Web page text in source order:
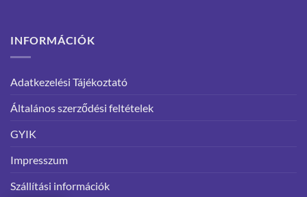
INFORMÁCIÓK
Adatkezelési Tájékoztató
Általános szerződési feltételek
GYIK
Impresszum
Szállítási információk